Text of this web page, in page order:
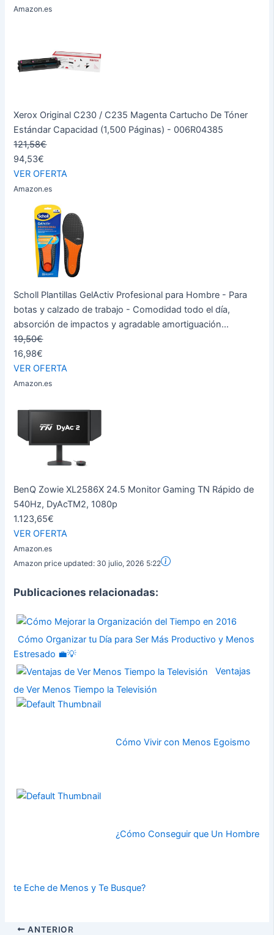
Amazon.es
Xerox Original C230 / C235 Magenta Cartucho De Tóner
Estándar Capacidad (1,500 Páginas) - 006R04385
121,58€
94,53€
VER OFERTA
Amazon.es
Scholl Plantillas GelActiv Profesional para Hombre - Para
botas y calzado de trabajo - Comodidad todo el día,
absorción de impactos y agradable amortiguación...
19,50€
16,98€
VER OFERTA
Amazon.es
BenQ Zowie XL2586X 24.5 Monitor Gaming TN Rápido de
540Hz, DyAcTM2, 1080p
1.123,65€
VER OFERTA
Amazon.es
Amazon price updated: 30 julio, 2026 5:22
Publicaciones relacionadas:
Cómo Organizar tu Día para Ser Más Productivo y Menos
Estresado 💼💡
Ventajas
de Ver Menos Tiempo la Televisión
Cómo Vivir con Menos Egoismo
¿Cómo Conseguir que Un Hombre
te Eche de Menos y Te Busque?
ANTERIOR